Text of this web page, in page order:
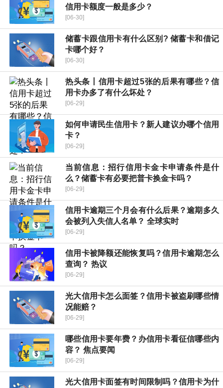
信用卡额度一般是多少？
[06-30]
储蓄卡跟信用卡有什么区别? 储蓄卡和借记
卡哪个好？
[06-30]
热头条丨信用卡超过5张的后果有哪些？信
用卡办多了有什么坏处？
[06-29]
如何申请民生信用卡？新人建议办哪个信用
卡？
[06-29]
当前信息：招行信用卡金卡申请条件是什
么？储蓄卡有必要把普卡换金卡吗？
[06-29]
信用卡逾期三个月会有什么后果？逾期多久
会被列入失信人名单？ 全球实时
[06-29]
信用卡被降额还能恢复吗？信用卡逾期怎么
查询？ 热议
[06-29]
光大信用卡怎么面签？信用卡被盗刷哪些情
况能赔？
[06-29]
哪些信用卡要年费？办信用卡看征信哪些内
容？ 焦点要闻
[06-29]
光大信用卡面签有时间限制吗？信用卡为什